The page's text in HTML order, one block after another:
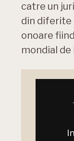
catre un
din diferite
onoare
mondial de